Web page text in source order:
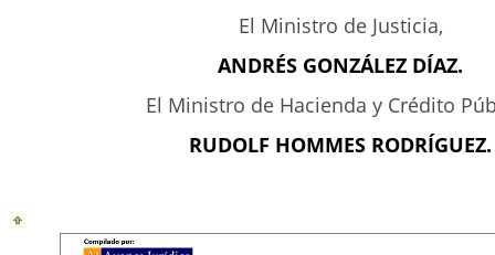
El Ministro de Justicia,
ANDRÉS GONZÁLEZ DÍAZ.
El Ministro de Hacienda y Crédito
RUDOLF HOMMES RODRÍGUEZ.